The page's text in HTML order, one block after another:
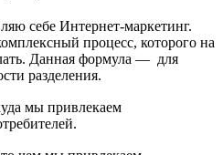
себе Интернет-маркетинг.
процесс, которого на
Данная формула — для
разделения.
мы привлекаем